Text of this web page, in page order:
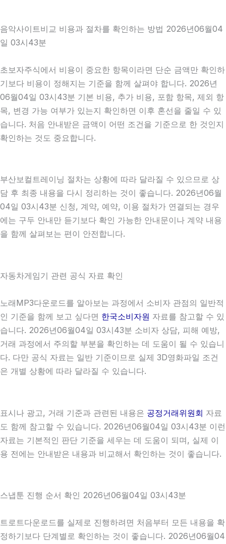
음악사이트비교 비용과 절차를 확인하는 방법 2026년06월04
일 03시43분
초보자주식에서 비용이 중요한 항목이라면 단순 금액만 확인하
기보다 비용이 정해지는 기준을 함께 살펴야 합니다. 2026년
06월04일 03시43분 기본 비용, 추가 비용, 포함 항목, 제외 항
목, 변경 가능 여부가 있는지 확인하면 이후 혼선을 줄일 수 있
습니다. 처음 안내받은 금액이 어떤 조건을 기준으로 한 것인지
확인하는 것도 중요합니다.
부산보컬트레이닝 절차는 상황에 따라 달라질 수 있으므로 상
담 후 최종 내용을 다시 정리하는 것이 좋습니다. 2026년06월
04일 03시43분 신청, 계약, 예약, 이용 절차가 연결되는 경우
에는 구두 안내만 듣기보다 확인 가능한 안내문이나 계약 내용
을 함께 살펴보는 편이 안전합니다.
자동차게임기 관련 공식 자료 확인
노래MP3다운로드를 알아보는 과정에서 소비자 관점의 일반적
인 기준을 함께 보고 싶다면 한국소비자원 자료를 참고할 수 있
습니다. 2026년06월04일 03시43분 소비자 상담, 피해 예방,
거래 과정에서 주의할 부분을 확인하는 데 도움이 될 수 있습니
다. 다만 공식 자료는 일반 기준이므로 실제 3D영화파일 조건
은 개별 상황에 따라 달라질 수 있습니다.
표시나 광고, 거래 기준과 관련된 내용은 공정거래위원회 자료
도 함께 참고할 수 있습니다. 2026년06월04일 03시43분 이런
자료는 기본적인 판단 기준을 세우는 데 도움이 되며, 실제 이
용 전에는 안내받은 내용과 비교해서 확인하는 것이 좋습니다.
스냅툰 진행 순서 확인 2026년06월04일 03시43분
트로트다운로드를 실제로 진행하려면 처음부터 모든 내용을 확
정하기보다 단계별로 확인하는 것이 좋습니다. 2026년06월04